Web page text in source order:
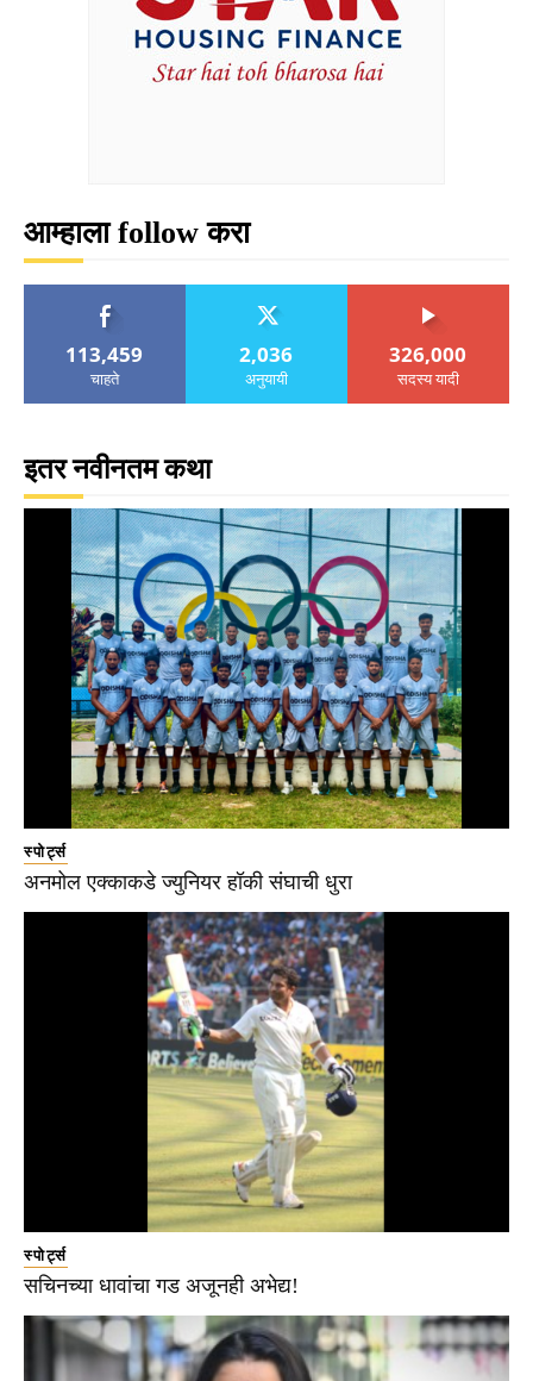
आम्हाला follow करा
113,459
चाहते
2,036
अनुयायी
326,000
सदस्य यादी
इतर नवीनतम कथा
स्पोर्ट्स
अनमोल एक्काकडे ज्युनियर हॉकी संघाची धुरा
स्पोर्ट्स
सचिनच्या धावांचा गड अजूनही अभेद्य!